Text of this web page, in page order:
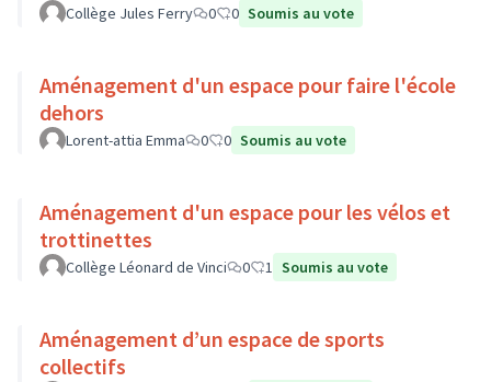
Collège Jules Ferry 0 0 Soumis au vote
Aménagement d'un espace pour faire l'école
dehors
Lorent-attia Emma 0 0 Soumis au vote
Aménagement d'un espace pour les vélos et
trottinettes
Collège Léonard de Vinci 0 1 Soumis au vote
Aménagement d’un espace de sports
collectifs